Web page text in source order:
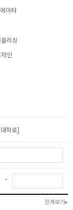
이터
리싱
인
학로]
-
전체보기